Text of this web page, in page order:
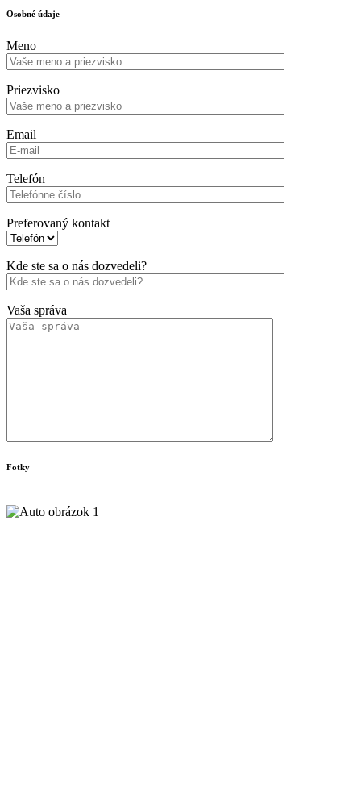
Osobné údaje
Meno
Priezvisko
Email
Telefón
Preferovaný kontakt
Kde ste sa o nás dozvedeli?
Vaša správa
Fotky